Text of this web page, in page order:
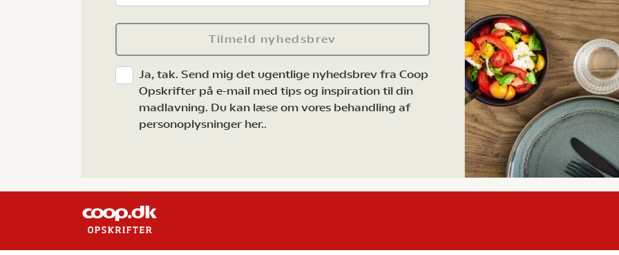
Tilmeld nyhedsbrev
Ja, tak. Send mig det ugentlige nyhedsbrev fra Coop
Opskrifter på e-mail med tips og inspiration til din
madlavning. Du kan læse om vores behandling af
personoplysninger her..